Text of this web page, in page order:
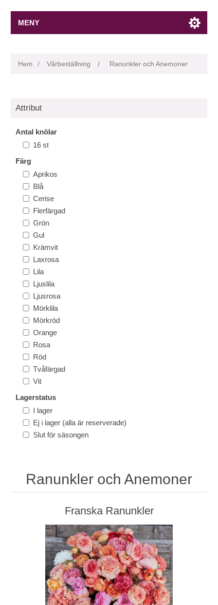
MENY
Hem / Vårbeställning / Ranunkler och Anemoner
Attribut
Antal knölar
16 st
Färg
Aprikos
Blå
Cerise
Flerfärgad
Grön
Gul
Krämvit
Laxrosa
Lila
Ljuslila
Ljusrosa
Mörklila
Mörkröd
Orange
Rosa
Röd
Tvåfärgad
Vit
Lagerstatus
I lager
Ej i lager (alla är reserverade)
Slut för säsongen
Ranunkler och Anemoner
Franska Ranunkler